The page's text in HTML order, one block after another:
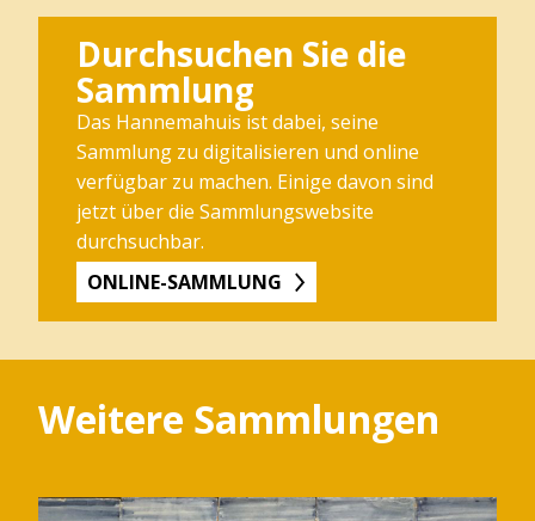
Durchsuchen Sie die
Sammlung
Das Hannemahuis ist dabei, seine
Sammlung zu digitalisieren und online
verfügbar zu machen. Einige davon sind
jetzt über die Sammlungswebsite
durchsuchbar.
ONLINE-SAMMLUNG
Weitere Sammlungen